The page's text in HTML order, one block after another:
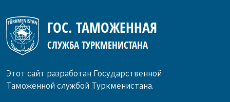
ГОС. ТАМОЖЕННАЯ
СЛУЖБА ТУРКМЕНИСТАНА
Этот сайт разработан Государственной
Таможенной службой Туркменистана.